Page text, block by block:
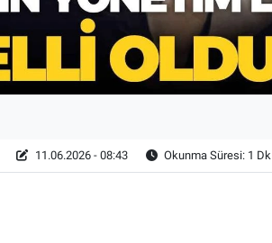
11.06.2026 - 08:43 Okunma Süresi: 1 Dk